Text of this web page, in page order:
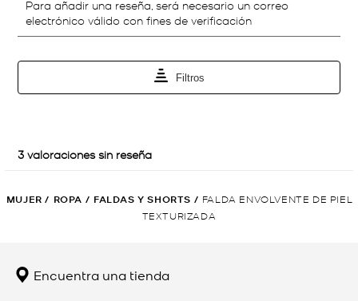
MUJER / ROPA / FALDAS Y SHORTS / FALDA ENVOLVENTE DE PIEL
TEXTURIZADA
Encuentra una tienda